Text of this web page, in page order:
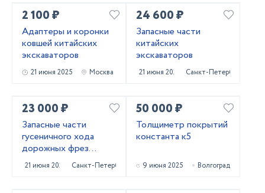
2 100 ₽
Адаптеры и коронки
ковшей китайских
экскаваторов
21 июня 2025 Москва
24 600 ₽
Запасные части
китайских
экскаваторов
21 июня 2025 Санкт-Петербург
23 000 ₽
Запасные части
гусеничного хода
дорожных фрез
Caterpillar PM620
21 июня 2025 Санкт-Петербург
50 000 ₽
Толщиметр покрытий
константа к5
9 июня 2025 Волгоград